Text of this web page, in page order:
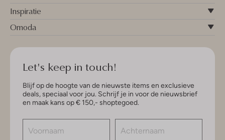
Inspiratie
Omoda
Let's keep in touch!
Blijf op de hoogte van de nieuwste items en exclusieve
deals, speciaal voor jou. Schrijf je in voor de nieuwsbrief
en maak kans op € 150,- shoptegoed.